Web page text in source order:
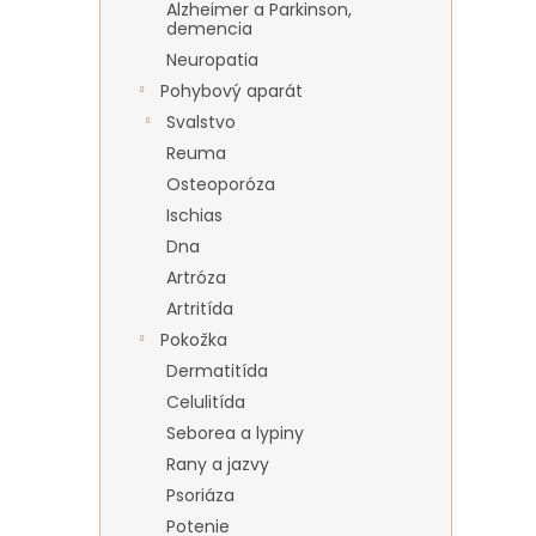
Alzheimer a Parkinson,
demencia
Neuropatia
Pohybový aparát
Svalstvo
Reuma
Osteoporóza
Ischias
Dna
Artróza
Artritída
Pokožka
Dermatitída
Celulitída
Seborea a lypiny
Rany a jazvy
Psoriáza
Potenie